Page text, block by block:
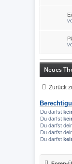
Neues
Zurück
Du darfst
Du darfst
Du darfst
Du darfst
Du darfst